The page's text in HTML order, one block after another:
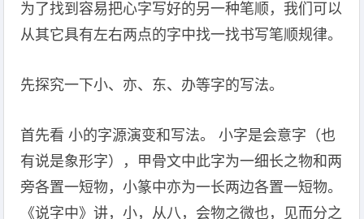
为了找到容易把心字写好的另一种笔顺，我们可以
从其它具有左右两点的字中找一找书写笔顺规律。
先探究一下小、亦、东、办等字的写法。
首先看 小的字源演变和写法。 小字是会意字（也
有说是象形字），甲骨文中此字为一细长之物和两
旁各置一短物，小篆中亦为一长两边各置一短物。
《说字中》讲，小，从八，会物之微也，见而分之